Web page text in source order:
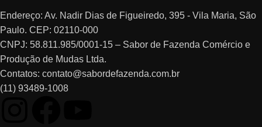
Endereço: Av. Nadir Dias de Figueiredo, 395 - Vila Maria, São
Paulo. CEP: 02110-000
CNPJ: 58.811.985/0001-15 – Sabor de Fazenda Comércio e
Produção de Mudas Ltda.
Contatos: contato@sabordefazenda.com.br
(11) 93489-1008